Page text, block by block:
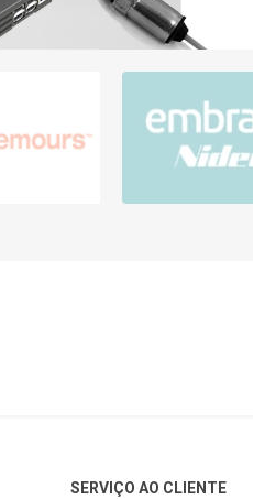
SERVIÇO AO CLIENTE